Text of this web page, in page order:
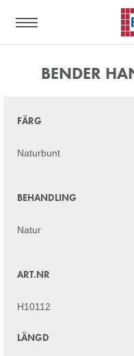
BENDER
FÄRG
Naturbunt
BEHANDLING
Natur
ART.NR
H10112
LÄNGD